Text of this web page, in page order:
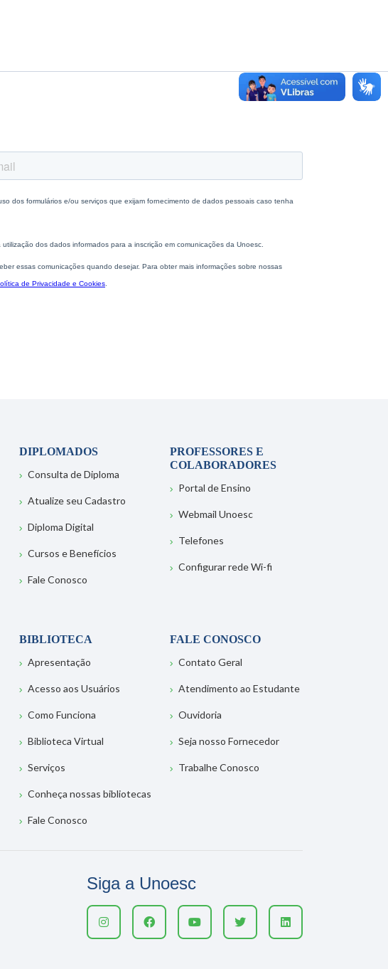
DIPLOMADOS
Consulta de Diploma
Atualize seu Cadastro
Diploma Digital
Cursos e Benefícios
Fale Conosco
PROFESSORES E
COLABORADORES
Portal de Ensino
Webmail Unoesc
Telefones
Configurar rede Wi-fi
BIBLIOTECA
Apresentação
Acesso aos Usuários
Como Funciona
Biblioteca Virtual
Serviços
Conheça nossas bibliotecas
Fale Conosco
FALE CONOSCO
Contato Geral
Atendimento ao Estudante
Ouvidoria
Seja nosso Fornecedor
Trabalhe Conosco
Siga a Unoesc